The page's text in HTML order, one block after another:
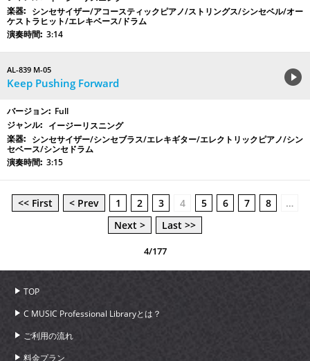
シンセサイザー/アコースティックピアノ/ストリングス/シンセベル/オー
ケストラヒット/エレキベース/ドラム
3:14
AL-839 M-05
Keep Pushing Forward
Full
イージーリスニング
シンセサイザー/シンセブラス/エレキギター/エレクトリックピアノ/シン
セベース/シンセドラム
3:15
<< First < Prev 1 2 3 4 5 6 7 8
…
Next >
Last >>
4/177
TOP
C MUSIC Professional Libraryとは？
ご利用の流れ
料金プラン